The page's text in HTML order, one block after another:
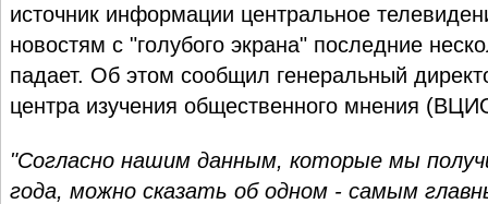
источник информации центральное
новостям с "голубого экрана" последние
падает. Об этом сообщил генеральный
центра изучения общественного мнения
"Согласно нашим данным, которые мы
года, можно сказать об одном - самым